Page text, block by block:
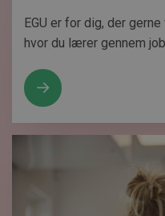
EGU er for dig, der
hvor du lærer gennem